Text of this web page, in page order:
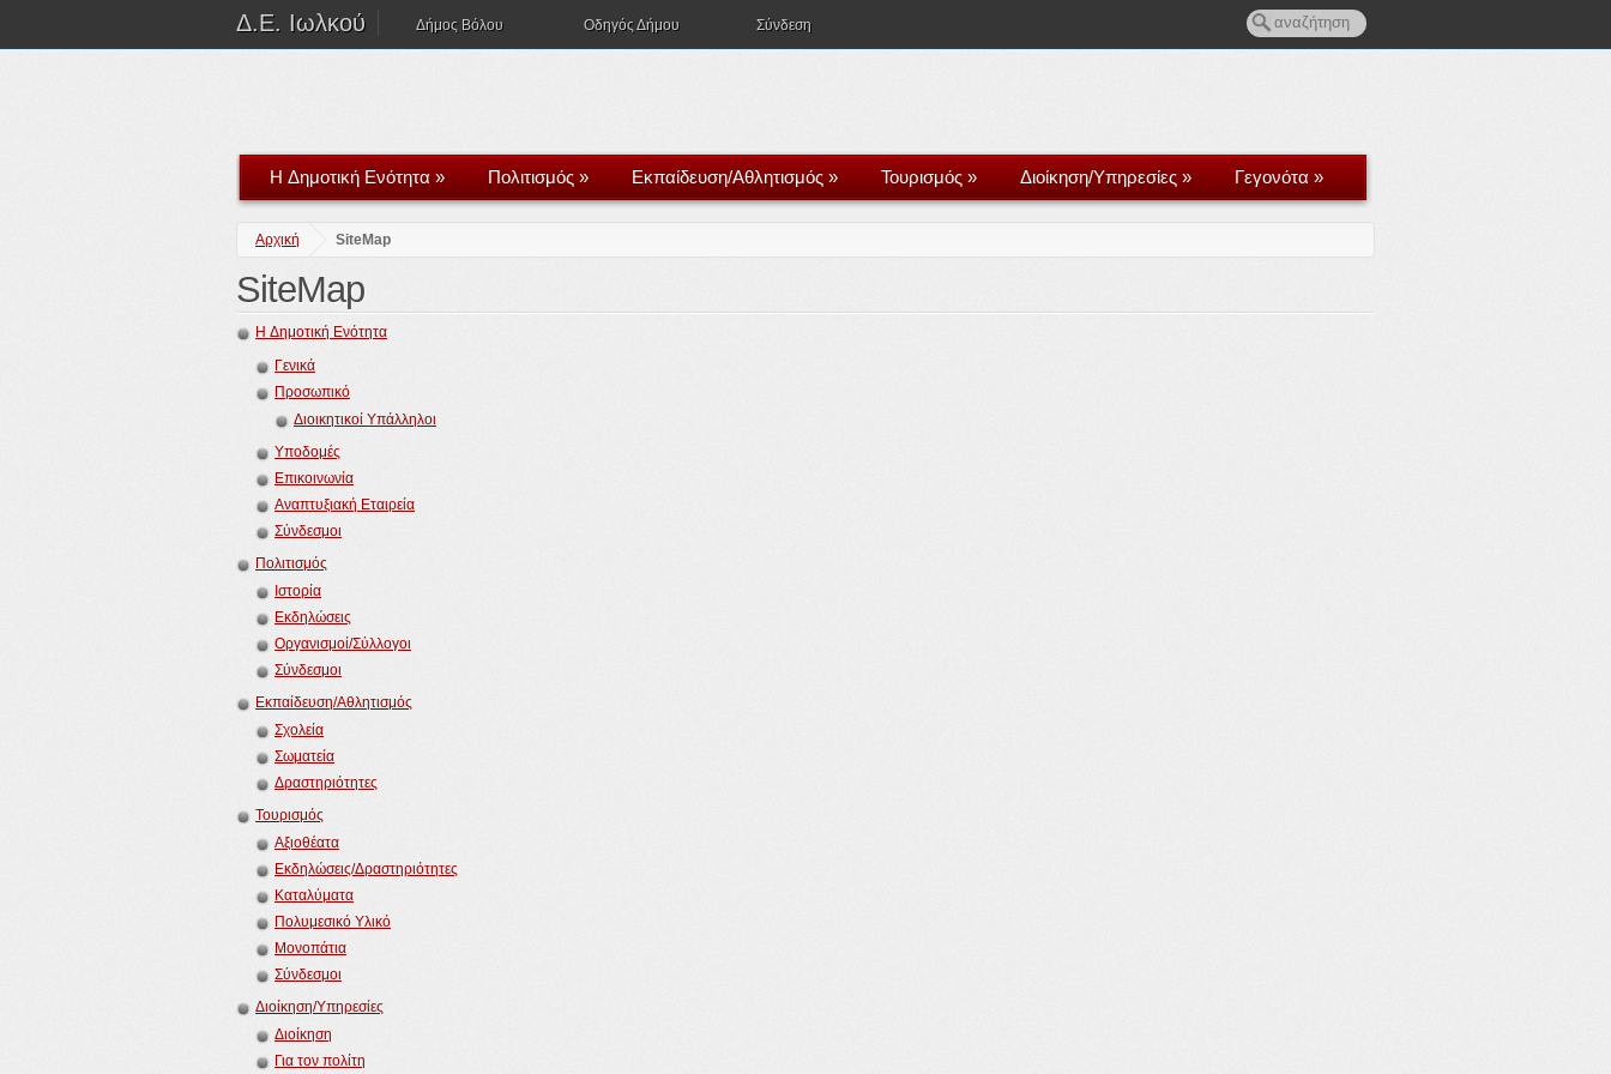
Δ.Ε. Ιωλκού Δήμος Βόλου Οδηγός Δήμου Σύνδεση
H Δημοτική Ενότητα » Πολιτισμός » Εκπαίδευση/Αθλητισμός » Τουρισμός » Διοίκηση/Υπηρεσίες » Γεγονότα »
Αρχική SiteMap
SiteMap
H Δημοτική Ενότητα
Γενικά
Προσωπικό
Διοικητικοί Υπάλληλοι
Υποδομές
Επικοινωνία
Αναπτυξιακή Εταιρεία
Σύνδεσμοι
Πολιτισμός
Ιστορία
Εκδηλώσεις
Οργανισμοί/Σύλλογοι
Σύνδεσμοι
Εκπαίδευση/Αθλητισμός
Σχολεία
Σωματεία
Δραστηριότητες
Τουρισμός
Αξιοθέατα
Εκδηλώσεις/Δραστηριότητες
Καταλύματα
Πολυμεσικό Υλικό
Μονοπάτια
Σύνδεσμοι
Διοίκηση/Υπηρεσίες
Διοίκηση
Για τον πολίτη